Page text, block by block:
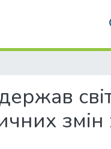
змін